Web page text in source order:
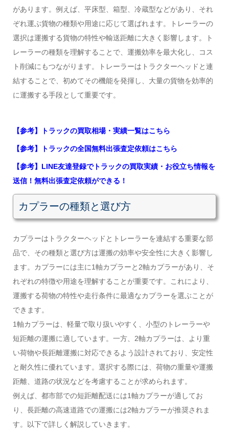
があります。例えば、平床型、箱型、冷蔵型などがあり、それ
ぞれ運ぶ貨物の種類や用途に応じて選ばれます。トレーラーの
選択は運搬する貨物の特性や輸送距離に大きく影響します。ト
レーラーの種類を理解することで、運搬効率を最大化し、コス
ト削減にもつながります。トレーラーはトラクターヘッドと連
結することで、初めてその機能を発揮し、大量の貨物を効率的
に運搬する手段として重要です。
【参考】トラックの買取相場・実績一覧はこちら
【参考】トラックの全国無料出張査定依頼はこちら
【参考】LINE友達登録でトラックの買取実績・お役立ち情報を
送信！無料出張査定依頼ができる！
カプラーの種類と選び方
カプラーはトラクターヘッドとトレーラーを連結する重要な部
品で、その種類と選び方は運搬の効率や安全性に大きく影響し
ます。カプラーには主に1軸カプラーと2軸カプラーがあり、そ
れぞれの特徴や用途を理解することが重要です。これにより、
運搬する荷物の特性や走行条件に最適なカプラーを選ぶことが
できます。
1軸カプラーは、軽量で取り扱いやすく、小型のトレーラーや
短距離の運搬に適しています。一方、2軸カプラーは、より重
い荷物や長距離運搬に対応できるよう設計されており、安定性
と耐久性に優れています。選択する際には、荷物の重量や運搬
距離、道路の状況などを考慮することが求められます。
例えば、都市部での短距離配送には1軸カプラーが適してお
り、長距離の高速道路での運搬には2軸カプラーが推奨されま
す。以下で詳しく解説していきます。